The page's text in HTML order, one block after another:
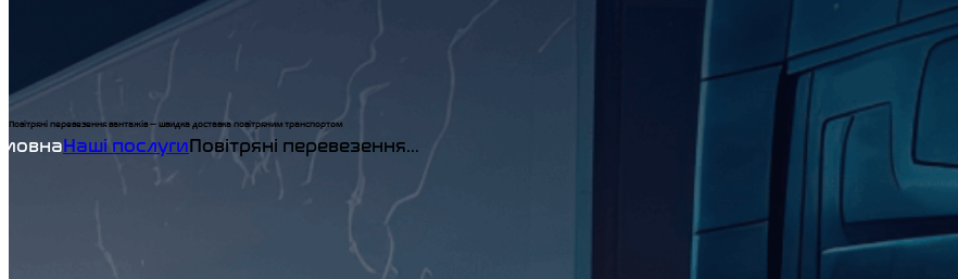
Повітряні перевезення вантажів — швидка доставка повітряним транспортом
HomeНаші послугиПовітряні перевезення...